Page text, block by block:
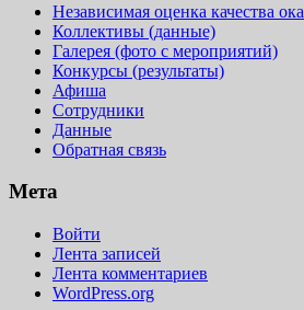
Независимая оценка качества
Коллективы (данные)
Галерея (фото с мероприятий)
Конкурсы (результаты)
Афиша
Сотрудники
Данные
Обратная связь
Мета
Войти
Лента записей
Лента комментариев
WordPress.org